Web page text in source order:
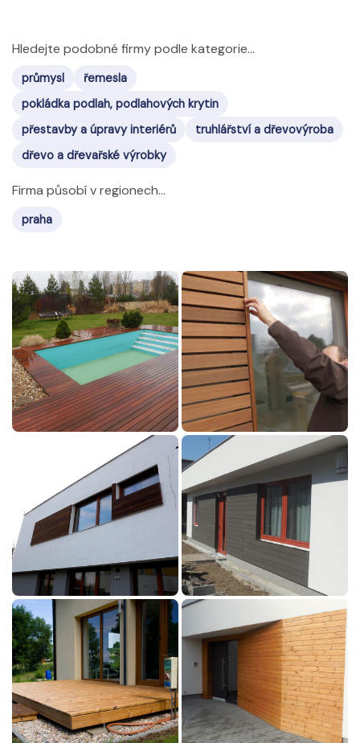
Hledejte podobné firmy podle kategorie...
průmysl
řemesla
pokládka podlah, podlahových krytin
přestavby a úpravy interiérů
truhlářství a dřevovýroba
dřevo a dřevařské výrobky
Firma působí v regionech...
praha